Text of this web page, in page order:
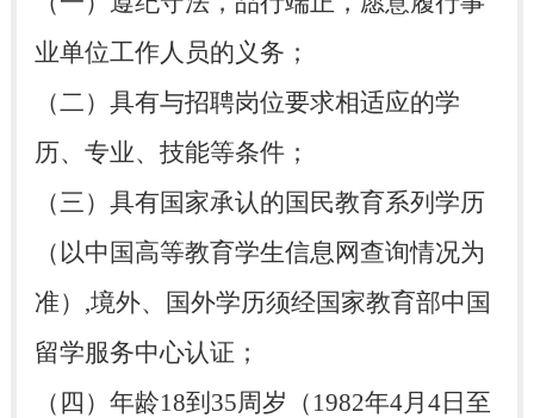
业单位工作人员的义务；
（二）具有与招聘岗位要求相适应的学
历、专业、技能等条件；
（三）具有国家承认的国民教育系列学历
（以中国高等教育学生信息网查询情况为
准）,境外、国外学历须经国家教育部中国
留学服务中心认证；
（四）年龄18到35周岁（1982年4月4日至